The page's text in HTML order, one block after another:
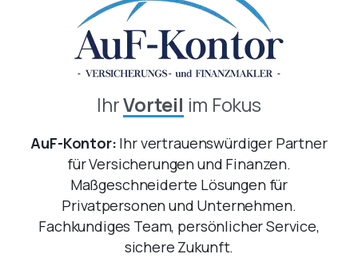
IhrVorteil im Fokus
AuF-Kontor: Ihr vertrauenswürdiger Partner
für Versicherungen und Finanzen.
Maßgeschneiderte Lösungen für
Privatpersonen und Unternehmen.
Fachkundiges Team, persönlicher Service,
sichere Zukunft.